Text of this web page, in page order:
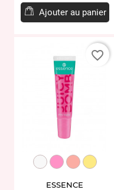
Ajouter au panier
EL939460.101
EL939459.102
ESSENCE
favorite_border